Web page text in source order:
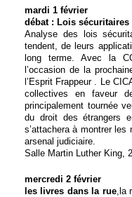
mardi 1 février
débat : Lois sécuritaires
Analyse des lois
tendent, de leurs
long terme. Avec la
l’occasion de la
l’Esprit Frappeur . Le
collectives en faveur
principalement tournée
du droit des étrangers
s’attachera à montrer
arsenal judiciaire.
Salle Martin Luther King,
mercredi 2 février
les livres dans la rue,la